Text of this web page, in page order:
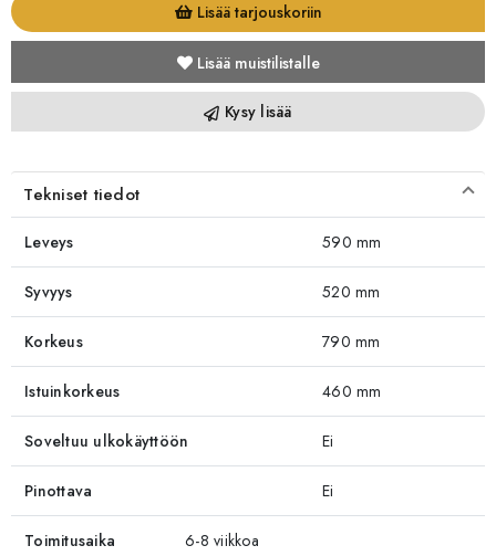
Lisää tarjouskoriin
Lisää muistilistalle
Kysy lisää
Tekniset tiedot
Leveys 590 mm
Syvyys 520 mm
Korkeus 790 mm
Istuinkorkeus 460 mm
Soveltuu ulkokäyttöön Ei
Pinottava Ei
Toimitusaika 6-8 viikkoa